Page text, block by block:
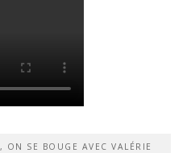
ON SE BOUGE AVEC VALÉRIE